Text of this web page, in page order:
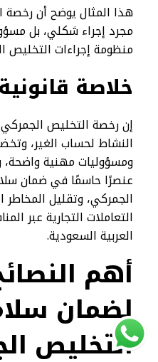
هذا المثال يوضح أن
مجرد إجراء شكلي، بل
منظومة إجراءات التخليص
خلاصة قانونية
إن رخصة التخليص الجمركي
النشاط لحساب الغير،
ومسؤوليات مهنية واضحة،
عنصرًا حاسمًا في ضمان
الجمركي، وتقليل المخاطر
التعاملات التجارية عبر
العربية السعودية.
أهم
لضمان
التخليص